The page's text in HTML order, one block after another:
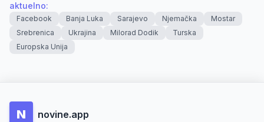
aktuelno:
Facebook Banja Luka Sarajevo Njemačka
Mostar
Srebrenica
Ukrajina Milorad Dodik
Turska
Europska Unija
N novine.app